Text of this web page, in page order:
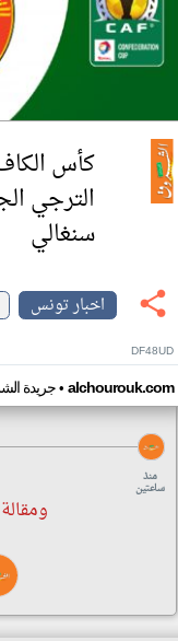
كأس
الترجي
سنغالي
اخبار تونس
DF48UD
جريدة• alchourouk.com
منذ
ساعتين